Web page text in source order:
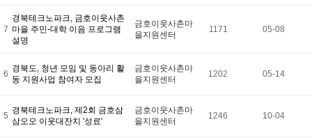
7
경북테크노파크, 금호이웃사촌
마을 주민-대학 이음 프로그램
설명
금호이웃사촌마
을지원센터
1171 05-08
6
경북도, 청년 모임 및 동아리 활
동 지원사업 참여자 모집
금호이웃사촌마
을지원센터
1202 05-14
5
경북테크노파크, 제2회 금호삼
삼오오 이웃대잔치 '성료'
금호이웃사촌마
을지원센터
1246 10-04